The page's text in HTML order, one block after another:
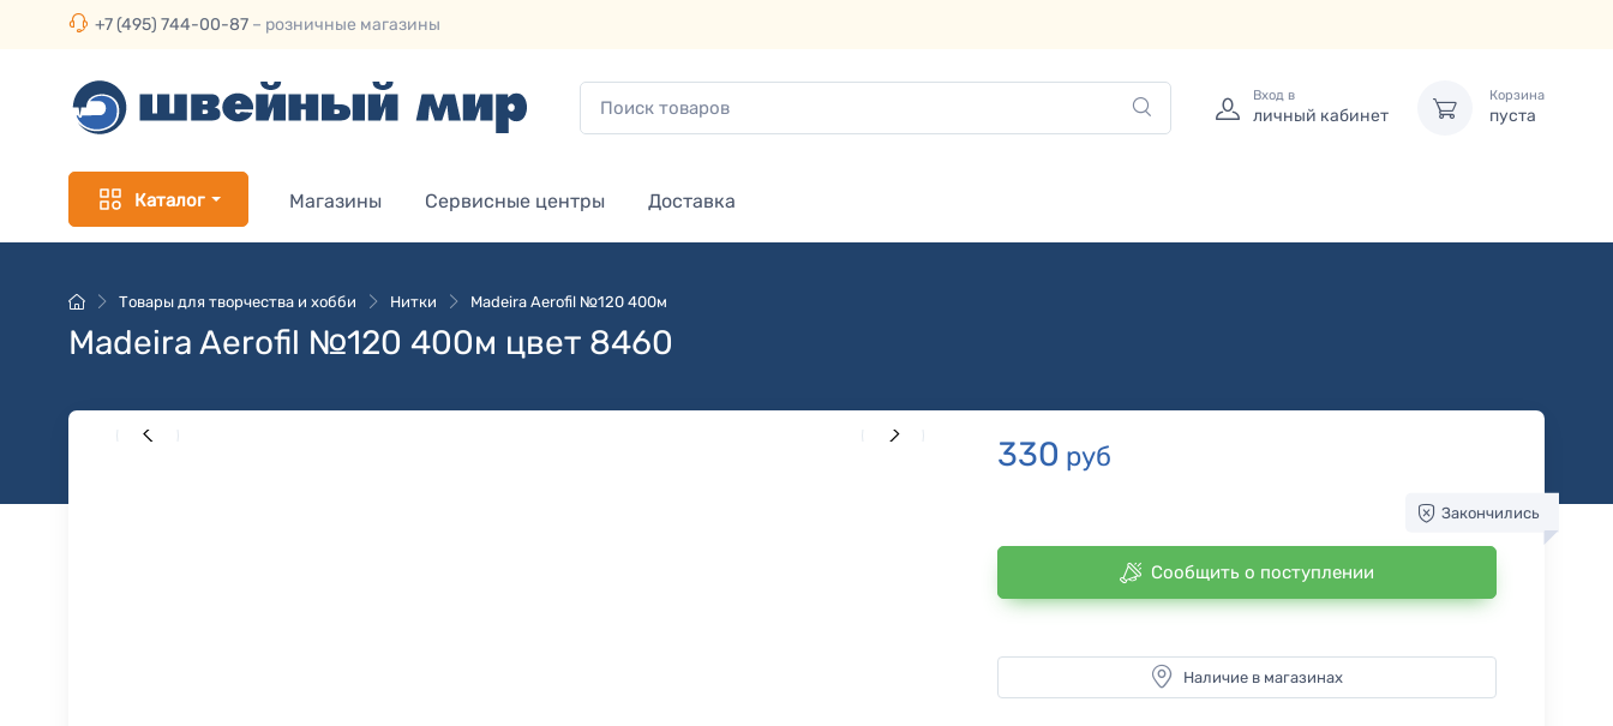
+7 (495) 744-00-87 – розничные магазины
Вход в
личный кабинет
Корзина
пуста
Каталог Магазины Сервисные центры Доставка
Товары для творчества и хобби Нитки Madeira Aerofil №120 400м
Madeira Aerofil №120 400м цвет 8460
330 руб
Закончились
Сообщить о поступлении
Наличие в магазинах